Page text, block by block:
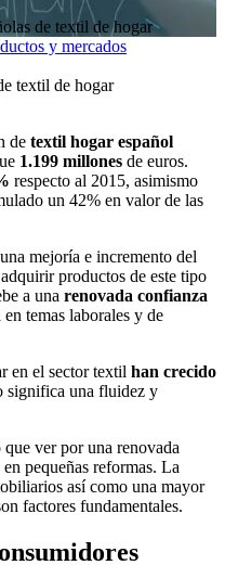
de textil de hogar
y mercados
textil de hogar
de textil hogar español
1.199 millones de euros.
respecto al 2015, asimismo
un 42% en valor de las
mejoría e incremento del
productos de este tipo
a una renovada confianza
temas laborales y de
en el sector textil han crecido
significa una fluidez y
ver por una renovada
pequeñas reformas. La
así como una mayor
factores fundamentales.